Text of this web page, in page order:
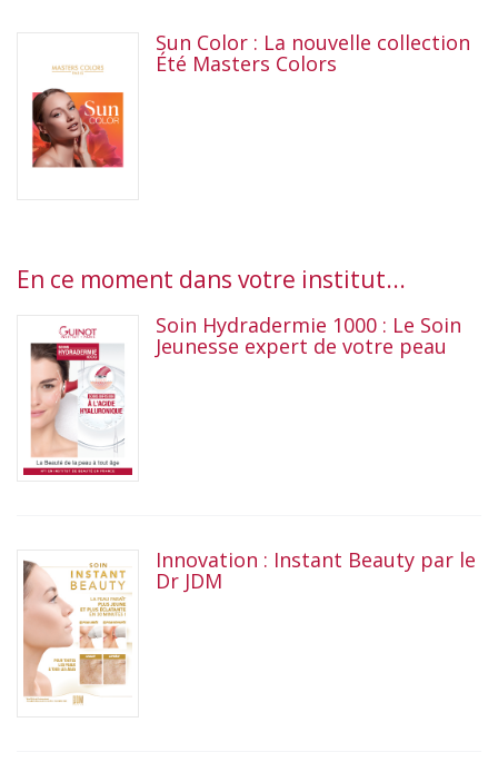
Sun Color : La nouvelle collection
Été Masters Colors
En ce moment dans votre institut...
Soin Hydradermie 1000 : Le Soin
Jeunesse expert de votre peau
Innovation : Instant Beauty par le
Dr JDM